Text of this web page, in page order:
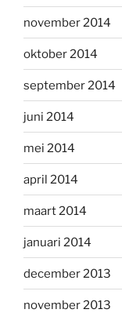
november 2014
oktober 2014
september 2014
juni 2014
mei 2014
april 2014
maart 2014
januari 2014
december 2013
november 2013